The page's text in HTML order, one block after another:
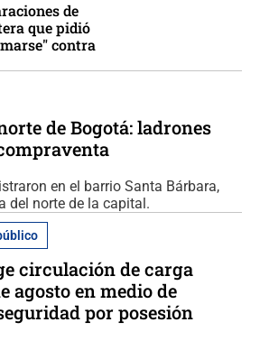
de
que pidió
contra
de Bogotá: ladrones
en el barrio Santa Bárbara,
del norte de la capital.
circulación de carga
agosto en medio de
por posesión